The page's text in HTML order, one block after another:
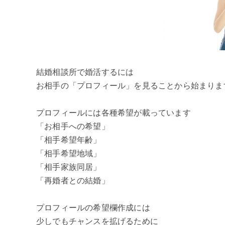
結婚相談所で婚活するには
お相手の「プロフィール」を見ることから始まりま
プロフィールには各種希望が載っています
「お相手への希望」
「相手希望年齢」
「相手希望地域」
「相手家族同居」
「再婚者との結婚」
プロフィールの希望欄作成には
少しでもチャンスを拡げるために